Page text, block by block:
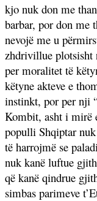
kjo nuk don me
barbar, por don me
nevojë me u
zhdrivillue plotsisht
per moralitet të
këtyne akteve e
instinkt, por per nji
Kombit, asht i mirë
populli Shqiptar
të harrojmë se
nuk kanë luftue
që kanë qindrue
simbas parimeve